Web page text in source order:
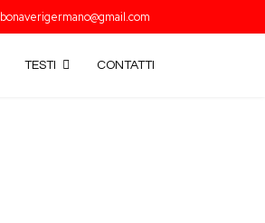
bonaverigermano@gmail.com
TESTI CONTATTI